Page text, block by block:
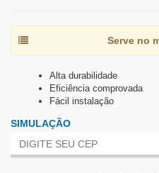
Serve no
Alta durabilidade
Eficiência comprovada
Fácil instalação
SIMULAÇÃO